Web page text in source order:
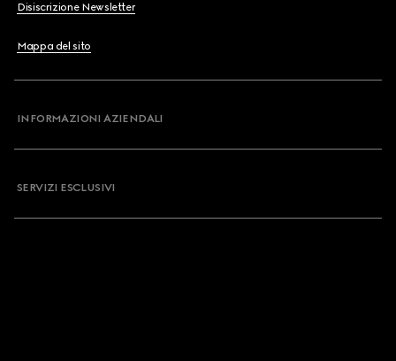
Disiscrizione Newsletter
Mappa del sito
INFORMAZIONI AZIENDALI
SERVIZI ESCLUSIVI